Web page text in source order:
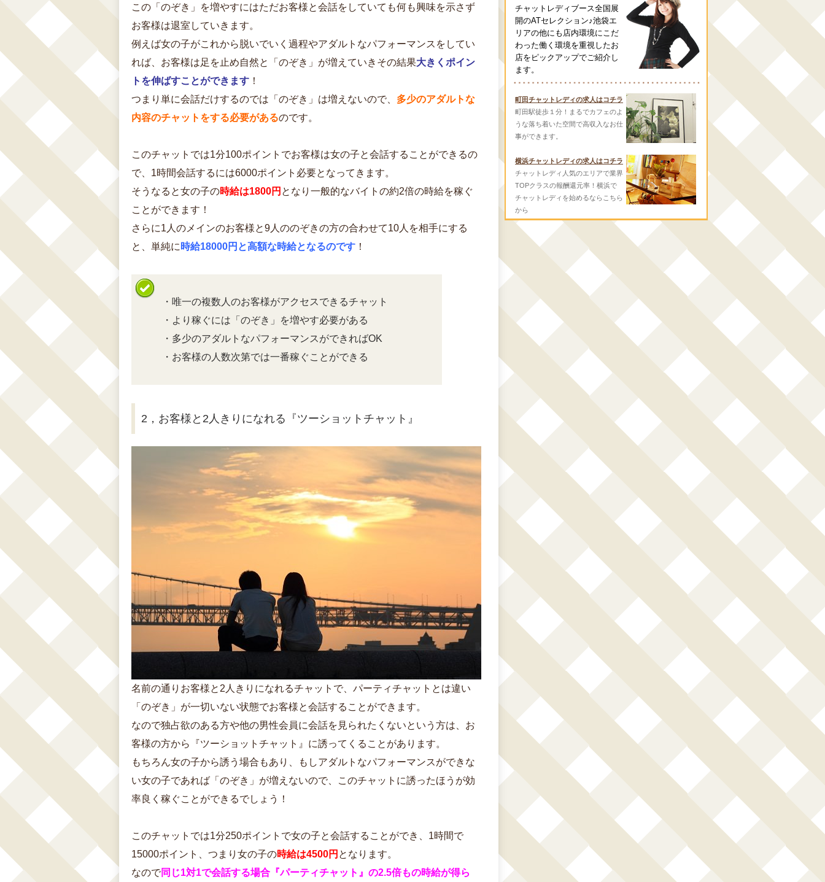
この「のぞき」を増やすにはただお客様と会話をしていても何も興味を示さず
お客様は退室していきます。
例えば女の子がこれから脱いでいく過程やアダルトなパフォーマンスをしてい
れば、お客様は足を止め自然と「のぞき」が増えていきその結果大きくポイン
トを伸ばすことができます ！
つまり単に会話だけするのでは「のぞき」は増えないので、 多少のアダルトな
内容のチャットをする必要があるのです。
このチャットでは1分100ポイントでお客様は女の子と会話することができるの
で、1時間会話するには6000ポイント必要となってきます。
そうなると女の子の時給は1800円 となり一般的なバイトの約2倍の時給を稼ぐ
ことができます！
さらに1人のメインのお客様と9人ののぞきの方の合わせて10人を相手にする
と、単純に 時給18000円と高額な時給となるのです ！
・唯一の複数人のお客様がアクセスできるチャット
・より稼ぐには「のぞき」を増やす必要がある
・多少のアダルトなパフォーマンスができればOK
・お客様の人数次第では一番稼ぐことができる
2，お客様と2人きりになれる『ツーショットチャット』
名前の通りお客様と2人きりになれるチャットで、パーティチャットとは違い
「のぞき」が一切いない状態でお客様と会話することができます。
なので独占欲のある方や他の男性会員に会話を見られたくないという方は、お
客様の方から『ツーショットチャット』に誘ってくることがあります。
もちろん女の子から誘う場合もあり、もしアダルトなパフォーマンスができな
い女の子であれば「のぞき」が増えないので、このチャットに誘ったほうが効
率良く稼ぐことができるでしょう！
このチャットでは1分250ポイントで女の子と会話することができ、1時間で
15000ポイント、つまり女の子の時給は4500円 となります。
なので同じ1対1で会話する場合『パーティチャット』の2.5倍もの時給が得ら
チャットレディブース全国展
開のATセレクション♪池袋エ
リアの他にも店内環境にこだ
わった働く環境を重視したお
店をピックアップでご紹介し
ます。
町田チャットレディの求人はコチラ
町田駅徒歩１分！まるでカフェのよ
うな落ち着いた空間で高収入なお仕
事ができます。
横浜チャットレディの求人はコチラ
チャットレディ人気のエリアで業界
TOPクラスの報酬還元率！横浜で
チャットレディを始めるならこちら
から